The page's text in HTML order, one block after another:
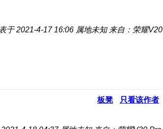
于 2021-4-17 16:06 属地未知 来自：荣耀V20
板凳 只看该作者